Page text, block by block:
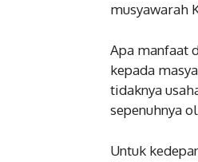
musyawarah
Apa manfaat
kepada
tidaknya
sepenuhnya
Untuk